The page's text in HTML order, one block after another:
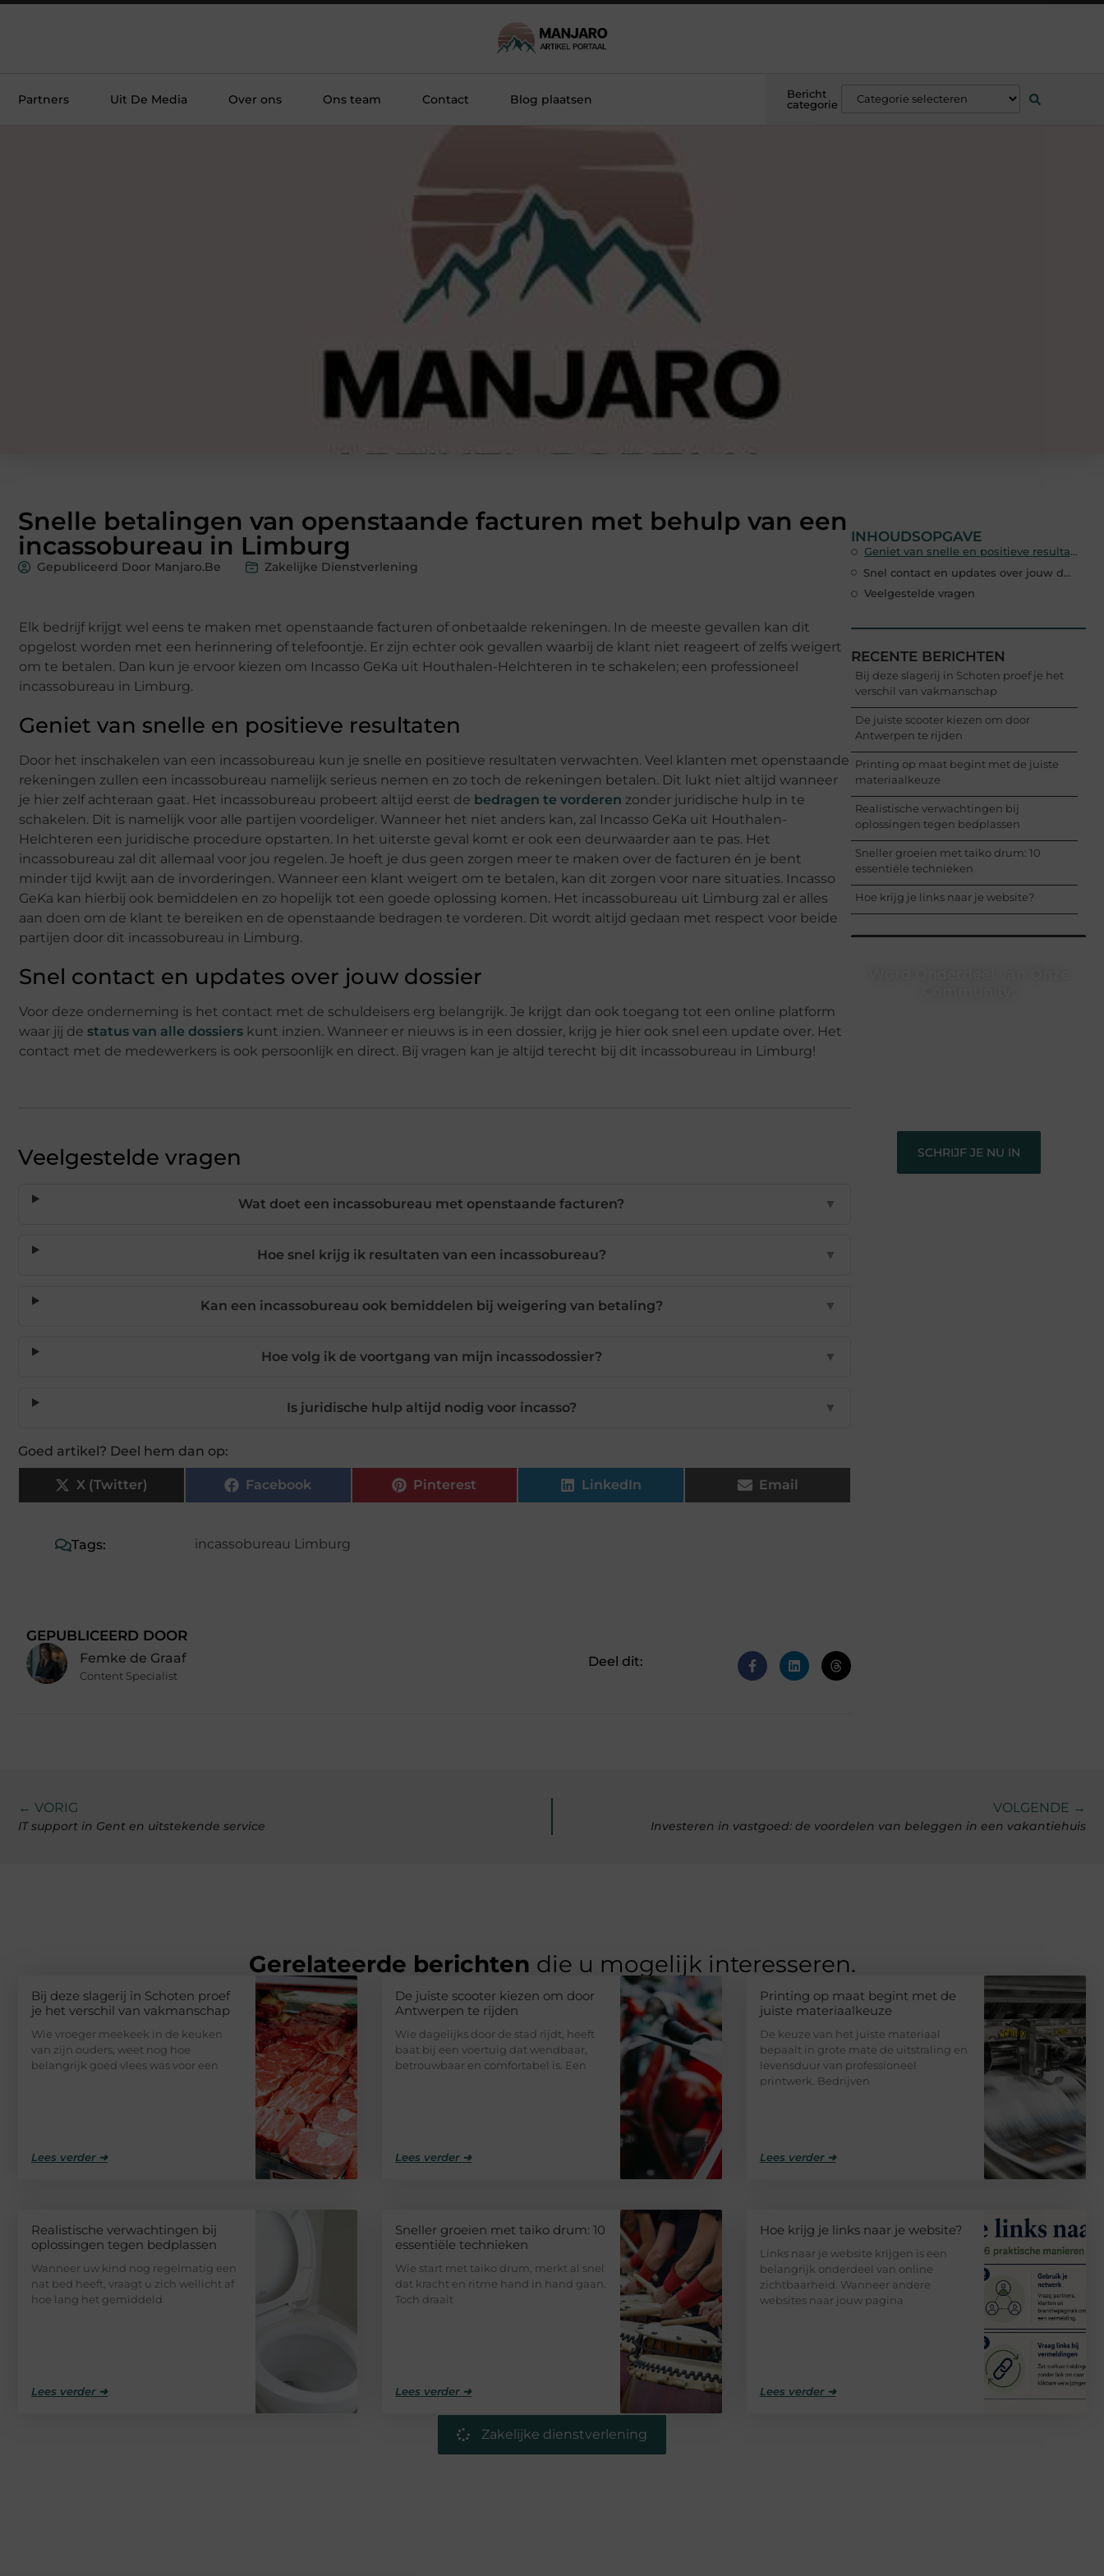
Partners Uit De Media Over ons Ons team Contact Blog plaatsen
Bericht
categorie
Snelle betalingen van openstaande facturen met behulp van een
incassobureau in Limburg
Gepubliceerd Door Manjaro.be Zakelijke Dienstverlening
Elk bedrijf krijgt wel eens te maken met openstaande facturen of onbetaalde rekeningen. In de meeste gevallen kan dit
opgelost worden met een herinnering of telefoontje. Er zijn echter ook gevallen waarbij de klant niet reageert of zelfs weigert
om te betalen. Dan kun je ervoor kiezen om Incasso GeKa uit Houthalen-Helchteren in te schakelen; een professioneel
incassobureau in Limburg.
Geniet van snelle en positieve resultaten
Door het inschakelen van een incassobureau kun je snelle en positieve resultaten verwachten. Veel klanten met openstaande
rekeningen zullen een incassobureau namelijk serieus nemen en zo toch de rekeningen betalen. Dit lukt niet altijd wanneer
je hier zelf achteraan gaat. Het incassobureau probeert altijd eerst de bedragen te vorderen zonder juridische hulp in te
schakelen. Dit is namelijk voor alle partijen voordeliger. Wanneer het niet anders kan, zal Incasso GeKa uit Houthalen-
Helchteren een juridische procedure opstarten. In het uiterste geval komt er ook een deurwaarder aan te pas. Het
incassobureau zal dit allemaal voor jou regelen. Je hoeft je dus geen zorgen meer te maken over de facturen én je bent
minder tijd kwijt aan de invorderingen. Wanneer een klant weigert om te betalen, kan dit zorgen voor nare situaties. Incasso
GeKa kan hierbij ook bemiddelen en zo hopelijk tot een goede oplossing komen. Het incassobureau uit Limburg zal er alles
aan doen om de klant te bereiken en de openstaande bedragen te vorderen. Dit wordt altijd gedaan met respect voor beide
partijen door dit incassobureau in Limburg.
Snel contact en updates over jouw dossier
Voor deze onderneming is het contact met de schuldeisers erg belangrijk. Je krijgt dan ook toegang tot een online platform
waar jij de status van alle dossiers kunt inzien. Wanneer er nieuws is in een dossier, krijg je hier ook snel een update over. Het
contact met de medewerkers is ook persoonlijk en direct. Bij vragen kan je altijd terecht bij dit incassobureau in Limburg!
Veelgestelde vragen
Wat doet een incassobureau met openstaande facturen? ▼
Hoe snel krijg ik resultaten van een incassobureau? ▼
Kan een incassobureau ook bemiddelen bij weigering van betaling? ▼
Hoe volg ik de voortgang van mijn incassodossier? ▼
Is juridische hulp altijd nodig voor incasso? ▼
Goed artikel? Deel hem dan op:
X (Twitter) Facebook Pinterest LinkedIn Email
Tags: incassobureau Limburg
GEPUBLICEERD DOOR
Femke de Graaf
Content Specialist
Deel dit:
INHOUDSOPGAVE
Geniet van snelle en positieve resultaten
Snel contact en updates over jouw dossier
Veelgestelde vragen
RECENTE BERICHTEN
Bij deze slagerij in Schoten proef je het
verschil van vakmanschap
De juiste scooter kiezen om door
Antwerpen te rijden
Printing op maat begint met de juiste
materiaalkeuze
Realistische verwachtingen bij
oplossingen tegen bedplassen
Sneller groeien met taiko drum: 10
essentiële technieken
Hoe krijg je links naar je website?
SCHRIJF JE NU IN
← VORIG
IT support in Gent en uitstekende service
VOLGENDE →
Investeren in vastgoed: de voordelen van beleggen in een vakantiehuis
Gerelateerde berichten die u mogelijk interesseren.
Bij deze slagerij in Schoten proef
je het verschil van vakmanschap
Wie vroeger meekeek in de keuken
van zijn ouders, weet nog hoe
belangrijk goed vlees was voor een
Lees verder ➜
De juiste scooter kiezen om door
Antwerpen te rijden
Wie dagelijks door de stad rijdt, heeft
baat bij een voertuig dat wendbaar,
betrouwbaar en comfortabel is. Een
Lees verder ➜
Printing op maat begint met de
juiste materiaalkeuze
De keuze van het juiste materiaal
bepaalt in grote mate de uitstraling en
levensduur van professioneel
printwerk. Bedrijven
Lees verder ➜
Realistische verwachtingen bij
oplossingen tegen bedplassen
Wanneer uw kind nog regelmatig een
nat bed heeft, vraagt u zich wellicht af
hoe lang het gemiddeld
Lees verder ➜
Sneller groeien met taiko drum: 10
essentiële technieken
Wie start met taiko drum, merkt al snel
dat kracht en ritme hand in hand gaan.
Toch draait
Lees verder ➜
Hoe krijg je links naar je website?
Links naar je website krijgen is een
belangrijk onderdeel van online
zichtbaarheid. Wanneer andere
websites naar jouw pagina
Lees verder ➜
Zakelijke dienstverlening